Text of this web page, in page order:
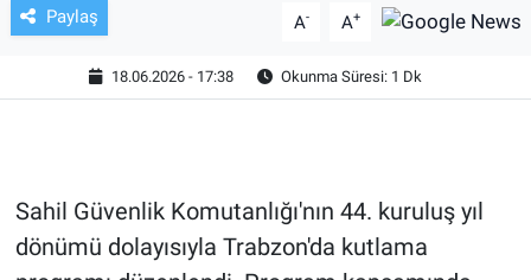
Paylaş A- A+
18.06.2026 - 17:38 Okunma Süresi: 1 Dk
Sahil Güvenlik Komutanlığı'nın 44. kuruluş yıl
dönümü dolayısıyla Trabzon'da kutlama
EKONOMİ
ÇEVRE